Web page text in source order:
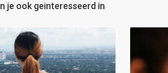
je ook geinteresseerd in